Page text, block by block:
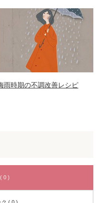
雨時期の不調改善レシピ
0 )